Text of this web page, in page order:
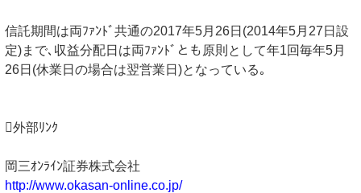
信託期間は両ﾌｧﾝﾄﾞ共通の2017年5月26日(2014年5月27日設
定)まで､収益分配日は両ﾌｧﾝﾄﾞとも原則として年1回毎年5月
26日(休業日の場合は翌営業日)となっている｡
外部ﾘﾝｸ
岡三ｵﾝﾗｲﾝ証券株式会社
http://www.okasan-online.co.jp/